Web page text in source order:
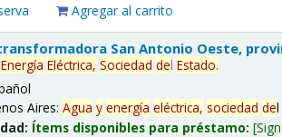
Agregar al carrito
San Antonio Oeste,
Energía Eléctrica, Sociedad delEstado.
Aires:Agua y energía eléctrica, sociedad de
Ítems disponibles para préstamo: